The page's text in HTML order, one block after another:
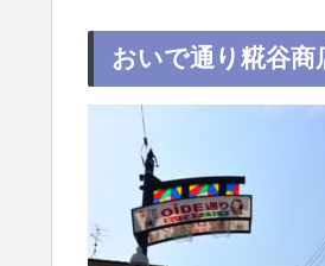
おいで通り糀谷商